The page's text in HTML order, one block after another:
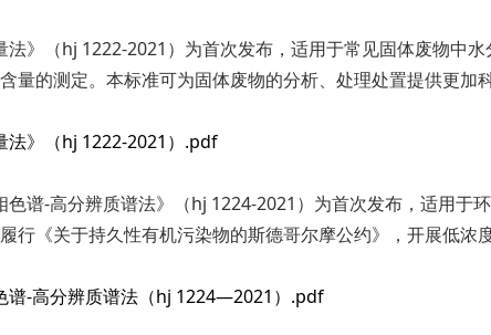
法》（hj 1222-2021）为首次发布，适用于常见固体废物中
量的测定。本标准可为固体废物的分析、处理处置提供更加
法》（hj 1222-2021）.pdf
色谱-高分辨质谱法》（hj 1224-2021）为首次发布，适用
行《关于持久性有机污染物的斯德哥尔摩公约》，开展低浓
谱-高分辨质谱法（hj 1224—2021）.pdf